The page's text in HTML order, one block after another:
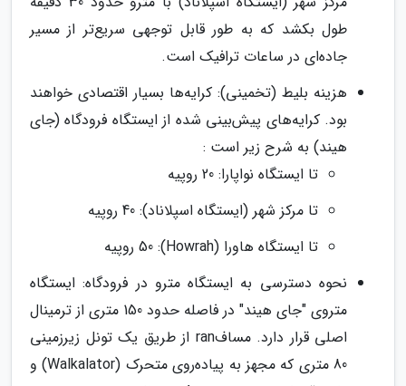
طول بکشد که به طور قابل توجهی سریع‌تر از مسیر
جاده‌ای در ساعات ترافیک است.
هزینه بلیط (تخمینی): کرایه‌ها بسیار اقتصادی خواهند
بود. کرایه‌های پیش‌بینی شده از ایستگاه فرودگاه (جای
هیند) به شرح زیر است :
تا ایستگاه نواپارا: 20 روپیه
تا مرکز شهر (ایستگاه اسپلاناد): 40 روپیه
تا ایستگاه هاورا (Howrah): 50 روپیه
نحوه دسترسی به ایستگاه مترو در فرودگاه: ایستگاه
متروی "جای هیند" در فاصله حدود 150 متری از ترمینال
اصلی قرار دارد. مسافran از طریق یک تونل زیرزمینی
80 متری که مجهز به پیاده‌روی متحرک (Walkalator) و